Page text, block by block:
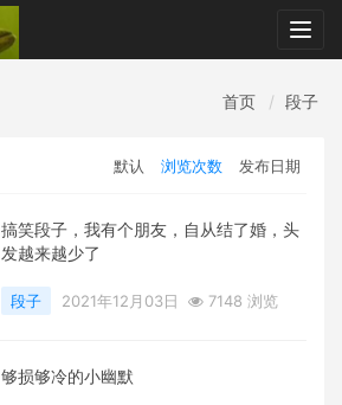
首页 段子
默认 浏览次数 发布日期
搞笑段子，我有个朋友，自从结了婚，头
发越来越少了
段子 2021年12月03日 7148 浏览
够损够冷的小幽默